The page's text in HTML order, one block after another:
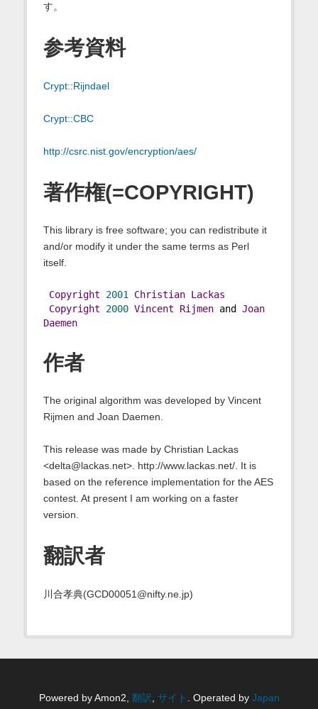
す。
参考資料
Crypt::Rijndael
Crypt::CBC
http://csrc.nist.gov/encryption/aes/
著作権(=COPYRIGHT)
This library is free software; you can redistribute it
and/or modify it under the same terms as Perl
itself.
Copyright 2001 Christian Lackas
Copyright
2000 Vincent Rijmen and Joan
Daemen
作者
The original algorithm was developed by Vincent
Rijmen and Joan Daemen.
This release was made by Christian Lackas
<delta@lackas.net>. http://www.lackas.net/. It is
based on the reference implementation for the AES
contest. At present I am working on a faster
version.
翻訳者
川合孝典(GCD00051@nifty.ne.jp)
Powered by Amon2, 翻訳 サイト . Operated by Japan